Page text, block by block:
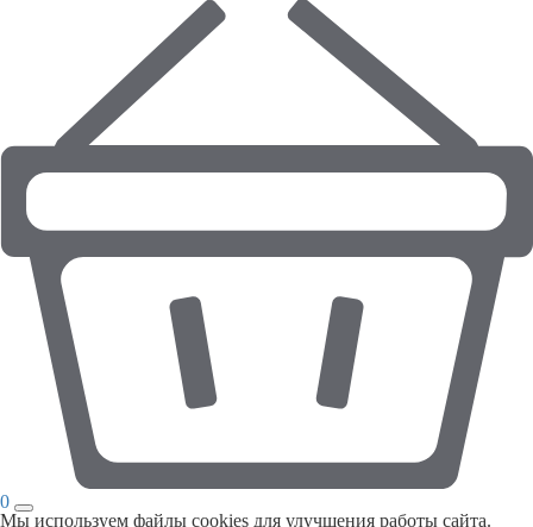
0
Мы используем файлы cookies для улучшения работы сайта.